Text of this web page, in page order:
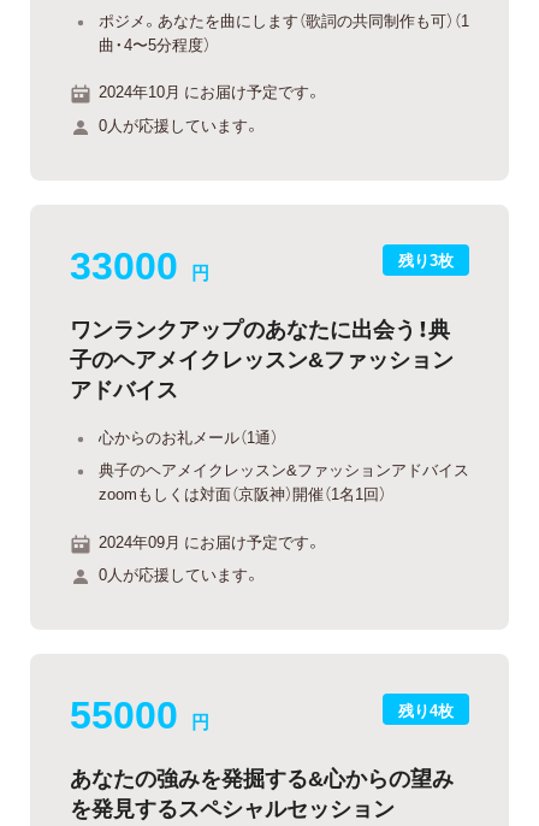
ポジメ。あなたを曲にします（歌詞の共同制作も可）（1
曲・4〜5分程度）
2024年10月 にお届け予定です。
0人が応援しています。
残り3枚
33000 円
ワンランクアップのあなたに出会う！典
子のヘアメイクレッスン&ファッション
アドバイス
心からのお礼メール（1通）
典子のヘアメイクレッスン&ファッションアドバイス
zoomもしくは対面（京阪神）開催（1名1回）
2024年09月 にお届け予定です。
0人が応援しています。
残り4枚
55000 円
あなたの強みを発掘する&心からの望み
を発見するスペシャルセッション